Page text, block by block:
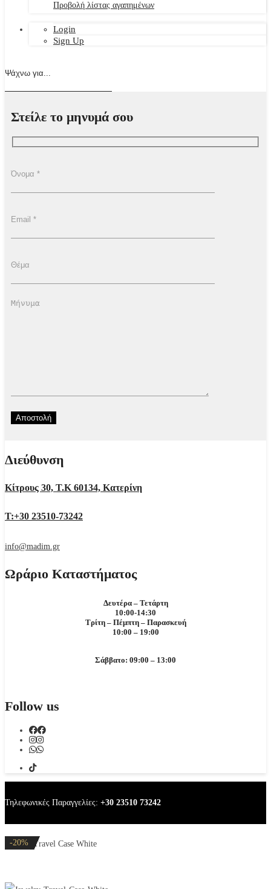
Προβολή λίστας αγαπημένων
Login
Sign Up
Στείλε το μηνυμά σου
Διεύθυνση
Κίτρους 30, Τ.Κ 60134, Κατερίνη
Τ:+30 23510-73242
info@madim.gr
Ωράριο Καταστήματος
Δευτέρα – Τετάρτη
10:00-14:30
Τρίτη – Πέμπτη – Παρασκευή
10:00 – 19:00
Σάββατο: 09:00 – 13:00
Follow us
Τηλεφωνικές Παραγγελίες: +30 23510 73242
Jewelry Travel Case White
-20%
-20%
-32%
-20%
-20%